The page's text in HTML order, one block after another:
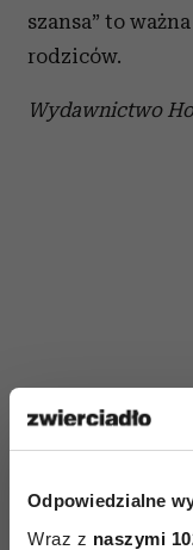
Odpowiedzialne
Wraz z naszymi
szansa” to
rodziców.
Wydawnictwo